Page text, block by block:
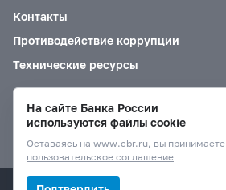
Контакты
Противодействие коррупции
Технические ресурсы
Версия для слабовидящих
На сайте Банка России
используются файлы cookie
Оставаясь на www.cbr.ru, вы принимаете
пользовательское соглашение